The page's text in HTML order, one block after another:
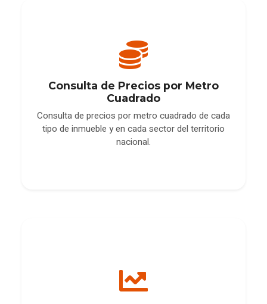
Consulta de Precios por Metro
Cuadrado
Consulta de precios por metro cuadrado de cada
tipo de inmueble y en cada sector del territorio
nacional.